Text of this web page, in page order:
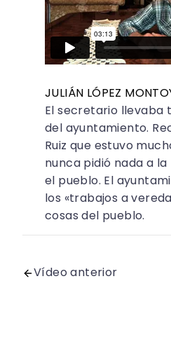
JULIÁN LÓPEZ
El secretario llevaba
del ayuntamiento.
Ruiz que estuvo
nunca pidió nada a
el pueblo. El
los «trabajos a
cosas del pueblo.
Vídeo anterior